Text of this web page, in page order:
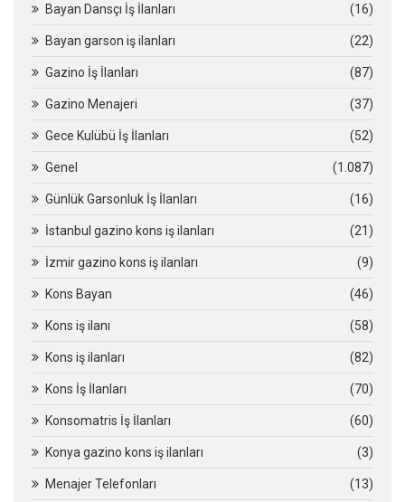
Bayan Dansçı İş İlanları (16)
Bayan garson iş ilanları (22)
Gazino İş İlanları (87)
Gazino Menajeri (37)
Gece Kulübü İş İlanları (52)
Genel (1.087)
Günlük Garsonluk İş İlanları (16)
İstanbul gazino kons iş ilanları (21)
İzmir gazino kons iş ilanları (9)
Kons Bayan (46)
Kons iş ilanı (58)
Kons iş ilanları (82)
Kons İş İlanları (70)
Konsomatris İş İlanları (60)
Konya gazino kons iş ilanları (3)
Menajer Telefonları (13)